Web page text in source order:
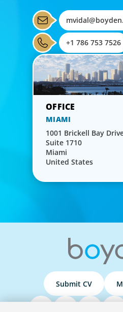
+1 786 753 7526
MIAMI
1001 Brickell Bay
Suite 1710
Miami
United States
Submit CV